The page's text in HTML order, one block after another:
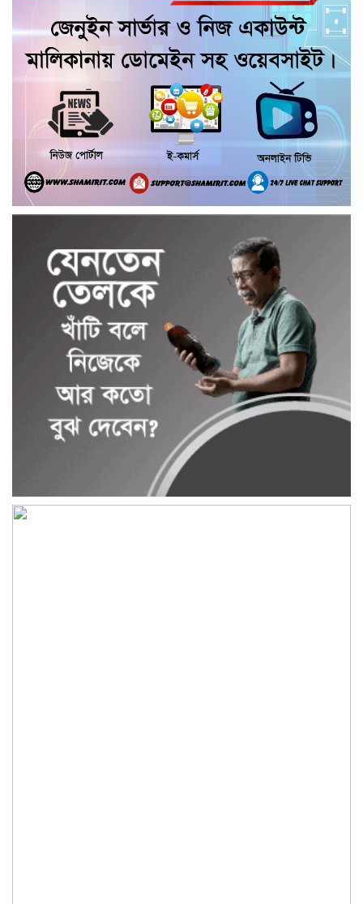
গৌরনদীতে বিএনপি নেতাদের বিরুদ্ধে মিথ্যা
চাঁদা দাবির অভিযোগের তীব্র প্রতিবাদ ও
ক্ষোভ প্রকাশ
যাত্রাপথে গৌরনদীর টং দোকানে চা পান
তথ্যমন্ত্রী, স্থানীয়দের সঙ্গে কুশল বিনিময়
মাদকের সাথে জড়িত ব্যাক্তিদের কোন প্রকার
ছাড় নেই, নেওয়া হবে কঠোর ব্যবস্থা খুলনা
জেলা পুলিশ সুপার
“জুলাই কোন দল বা গোষ্টীর নয়, এটি সমগ্র
জাতির ” অ্যাডভোকেট জালাল উদ্দিন এমপি
ধামরাইয়ে ট্রাক চাপায় মোটরসাইকেল আরোহী
পশু চিকিৎসক নিহত, আহত ৩